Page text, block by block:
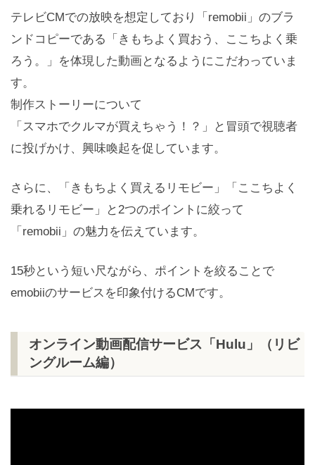
テレビCMでの放映を想定しており「remobii」のブラ
ンドコピーである「きもちよく買おう、ここちよく乗
ろう。」を体現した動画となるようにこだわっていま
す。
制作ストーリーについて
「スマホでクルマが買えちゃう！？」と冒頭で視聴者
に投げかけ、興味喚起を促しています。
さらに、「きもちよく買えるリモビー」「ここちよく
乗れるリモビー」と2つのポイントに絞って
「remobii」の魅力を伝えています。
15秒という短い尺ながら、ポイントを絞ることで
emobiiのサービスを印象付けるCMです。
オンライン動画配信サービス「Hulu」（リビ
ングルーム編）